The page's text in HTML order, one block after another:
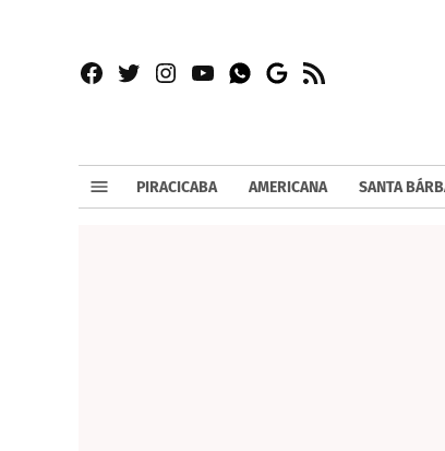
Facebook
TwitterInstagram
YouTubeWhatsapp
Google
RSS
PIRACICABA AMERICANA SANTA